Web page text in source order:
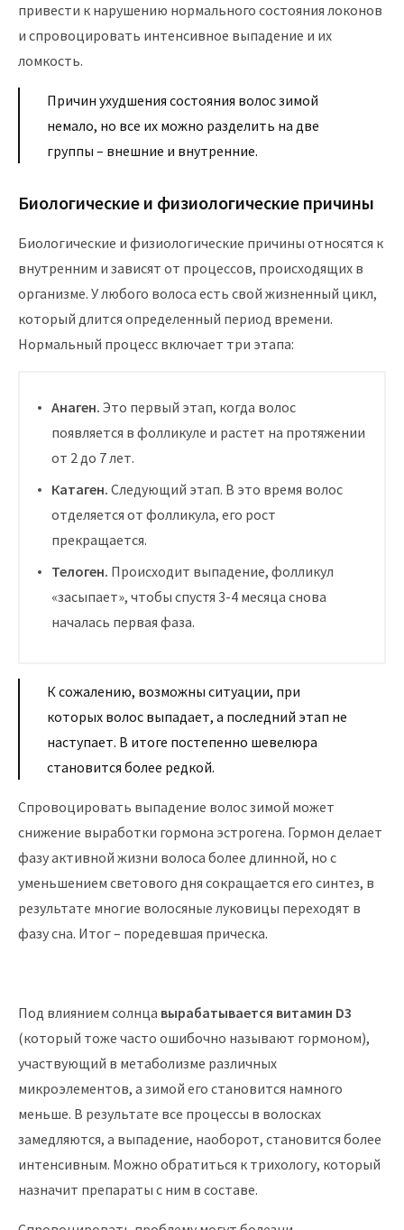
привести к нарушению нормального состояния локонов
и спровоцировать интенсивное выпадение и их
ломкость.
Причин ухудшения состояния волос зимой
немало, но все их можно разделить на две
группы – внешние и внутренние.
Биологические и физиологические причины
Биологические и физиологические причины относятся к
внутренним и зависят от процессов, происходящих в
организме. У любого волоса есть свой жизненный цикл,
который длится определенный период времени.
Нормальный процесс включает три этапа:
Анаген. Это первый этап, когда волос
появляется в фолликуле и растет на протяжении
от 2 до 7 лет.
Катаген. Следующий этап. В это время волос
отделяется от фолликула, его рост
прекращается.
Телоген. Происходит выпадение, фолликул
«засыпает», чтобы спустя 3-4 месяца снова
началась первая фаза.
К сожалению, возможны ситуации, при
которых волос выпадает, а последний этап не
наступает. В итоге постепенно шевелюра
становится более редкой.
Спровоцировать выпадение волос зимой может
снижение выработки гормона эстрогена. Гормон делает
фазу активной жизни волоса более длинной, но с
уменьшением светового дня сокращается его синтез, в
результате многие волосяные луковицы переходят в
фазу сна. Итог – поредевшая прическа.
Под влиянием солнца вырабатывается витамин D3
(который тоже часто ошибочно называют гормоном),
участвующий в метаболизме различных
микроэлементов, а зимой его становится намного
меньше. В результате все процессы в волосках
замедляются, а выпадение, наоборот, становится более
интенсивным. Можно обратиться к трихологу, который
назначит препараты с ним в составе.